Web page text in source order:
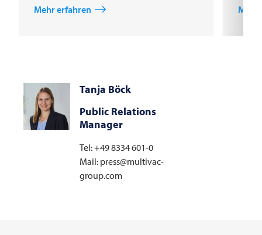
Mehr erfahren Mehr
Tanja Böck
Public Relations
Manager
Tel: +49 8334 601-0
Mail: press@multivac-
group.com